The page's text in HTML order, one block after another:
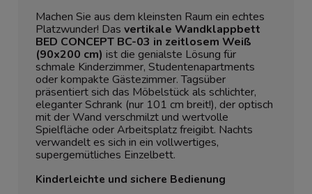
Machen Sie aus dem kleinsten Raum ein echtes
Platzwunder! Das vertikale Wandklappbett
BED CONCEPT BC-03 in zeitlosem Weiß
(90x200 cm) ist die genialste Lösung für
schmale Kinderzimmer, Studentenapartments
oder kompakte Gästezimmer. Tagsüber
präsentiert sich das Möbelstück als schlichter,
eleganter Schrank (nur 101 cm breit!), der optisch
mit der Wand verschmilzt und wertvolle
Spielfläche oder Arbeitsplatz freigibt. Nachts
verwandelt es sich in ein vollwertiges,
supergemütliches Einzelbett.
Kinderleichte und sichere Bedienung